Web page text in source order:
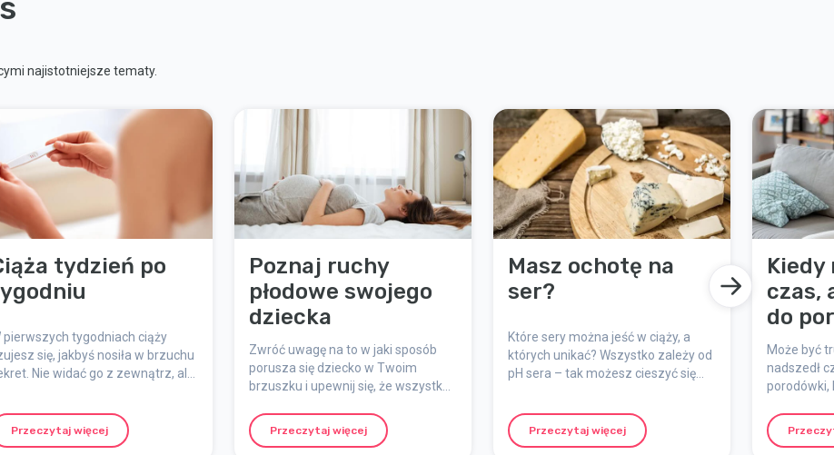
najistotniejsze tematy.
tydzień po
pierwszych tygodniach ciąży
się, jakbyś nosiła w brzuchu
Nie widać go z zewnątrz, ale
Jakie są wczesne objawy
Jak wykonać test ciążowy? I
dzieje się z dzieckiem tydzień po
Przeczytaj więcej
Poznaj ruchy
płodowe swojego
dziecka
Zwróć uwagę na to w jaki sposób
porusza się dziecko w Twoim
brzuszku i upewnij się, że wszystko
dziecko powinno wykazywać
aktywność aż do samego porodu.
Przeczytaj więcej
Masz ochotę na
ser?
Które sery można jeść w ciąży, a
których unikać? Wszystko zależy od
pH sera – tak możesz cieszyć się
Przeczytaj więcej
Kiedy
czas,
do
Może być
nadszedł
porodówki,
porodówki
rozpoczną